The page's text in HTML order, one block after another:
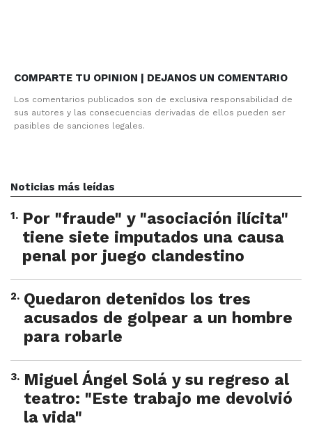
COMPARTE TU OPINION | DEJANOS UN COMENTARIO
Los comentarios publicados son de exclusiva responsabilidad de
sus autores y las consecuencias derivadas de ellos pueden ser
pasibles de sanciones legales.
Noticias más leídas
1. Por "fraude" y "asociación ilícita"
tiene siete imputados una causa
penal por juego clandestino
2. Quedaron detenidos los tres
acusados de golpear a un hombre
para robarle
3. Miguel Ángel Solá y su regreso al
teatro: "Este trabajo me devolvió
la vida"